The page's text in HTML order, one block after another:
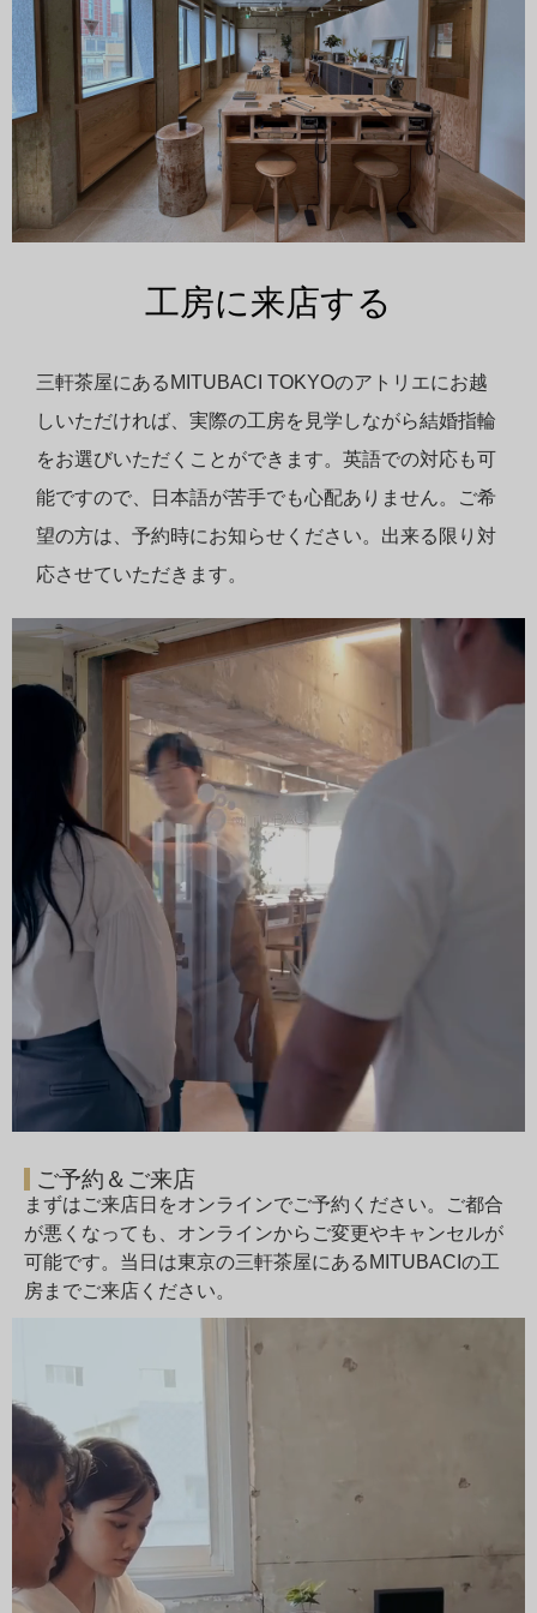
工房に来店する
三軒茶屋にあるMITUBACI TOKYOのアトリエにお越
しいただければ、実際の工房を見学しながら結婚指輪
をお選びいただくことができます。英語での対応も可
能ですので、日本語が苦手でも心配ありません。ご希
望の方は、予約時にお知らせください。出来る限り対
応させていただきます。
ご予約＆ご来店
まずはご来店日をオンラインでご予約ください。ご都合
が悪くなっても、オンラインからご変更やキャンセルが
可能です。当日は東京の三軒茶屋にあるMITUBACIの工
房までご来店ください。